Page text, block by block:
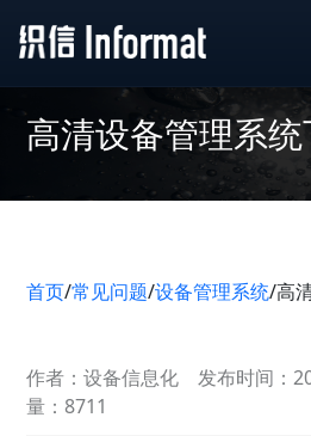
高清设备管理系
首页/常见问题/设备管理系统/高
作者：设备信息化 发布时间：
量：8711